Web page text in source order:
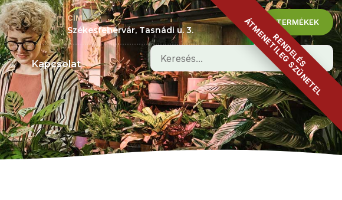
RENDELÉS
ÁTMENETILEG SZÜNETEL
CÍM :
Székesfehérvár, Tasnádi u. 3.
TERMÉKEK
Kapcsolat